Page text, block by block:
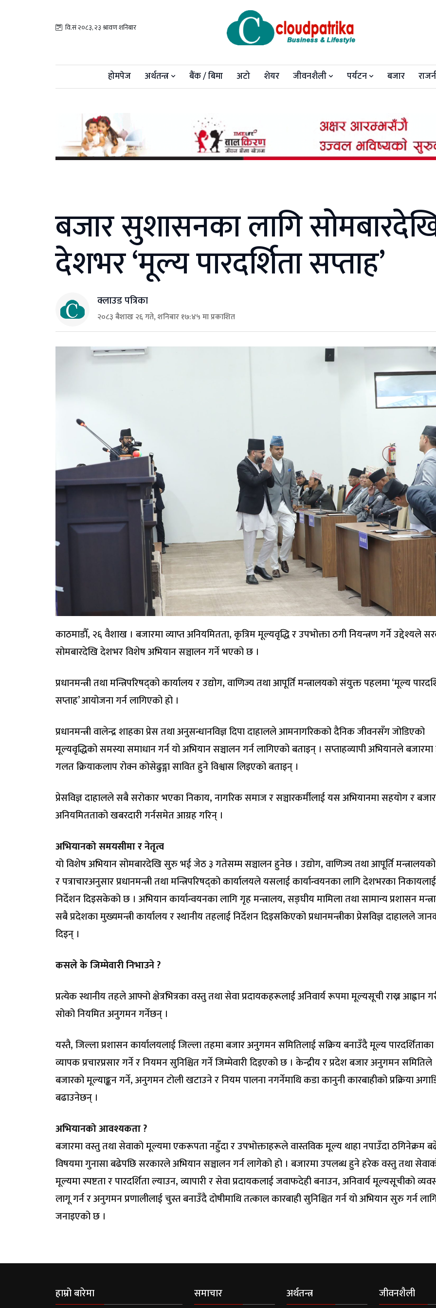
वि.सं २०८३, २३ श्रावण शनिबार
होमपेज अर्थतन्त्र बैंक / बिमा अटो शेयर जीवनशैली पर्यटन बजार
बजार सुशासनका लागि
देशभर ‘मूल्य पारदर्शिता सप्ताह’
क्लाउड पत्रिका
२०८३ बैशाख २६ गते, शनिबार १७:४५ मा प्रकाशित
काठमाडौँ, २६ वैशाख । बजारमा व्याप्त अनियमितता, कृत्रिम मूल्यवृद्धि र उपभोक्ता ठगी नियन्त्रण गर्ने उद्देश्यले
सोमबारदेखि देशभर विशेष अभियान सञ्चालन गर्ने भएको छ ।
प्रधानमन्त्री तथा मन्त्रिपरिषद्को कार्यालय र उद्योग, वाणिज्य तथा आपूर्ति मन्त्रालयको संयुक्त पहलमा ‘मूल्य
सप्ताह’ आयोजना गर्न लागिएको हो ।
प्रधानमन्त्री वालेन्द्र शाहका प्रेस तथा अनुसन्धानविज्ञ दिपा दाहालले आमनागरिकको दैनिक जीवनसँग जोडिएको
मूल्यवृद्धिको समस्या समाधान गर्न यो अभियान सञ्चालन गर्न लागिएको बताइन् । सप्ताहव्यापी अभियानले
गलत क्रियाकलाप रोक्न कोसेढुङ्गा सावित हुने विश्वास लिइएको बताइन् ।
प्रेसविज्ञ दाहालले सबै सरोकार भएका निकाय, नागरिक समाज र सञ्चारकर्मीलाई यस अभियानमा सहयोग र
अनियमितताको खबरदारी गर्नसमेत आग्रह गरिन् ।
अभियानको समयसीमा र नेतृत्व
यो विशेष अभियान सोमबारदेखि सुरु भई जेठ ३ गतेसम्म सञ्चालन हुनेछ । उद्योग, वाणिज्य तथा आपूर्ति मन्त्रालयको
र पत्राचारअनुसार प्रधानमन्त्री तथा मन्त्रिपरिषद्को कार्यालयले यसलाई कार्यान्वयनका लागि देशभरका निकायलाई
निर्देशन दिइसकेको छ । अभियान कार्यान्वयनका लागि गृह मन्त्रालय, सङ्घीय मामिला तथा सामान्य प्रशासन
सबै प्रदेशका मुख्यमन्त्री कार्यालय र स्थानीय तहलाई निर्देशन दिइसकिएको प्रधानमन्त्रीका प्रेसविज्ञ दाहालले
दिइन् ।
कसले के जिम्मेवारी निभाउने ?
प्रत्येक स्थानीय तहले आफ्नो क्षेत्रभित्रका वस्तु तथा सेवा प्रदायकहरूलाई अनिवार्य रूपमा मूल्यसूची राख्न आह्वान
सोको नियमित अनुगमन गर्नेछन् ।
यस्तै, जिल्ला प्रशासन कार्यालयलाई जिल्ला तहमा बजार अनुगमन समितिलाई सक्रिय बनाउँदै मूल्य पारदर्शिताका
व्यापक प्रचारप्रसार गर्ने र नियमन सुनिश्चित गर्ने जिम्मेवारी दिइएको छ । केन्द्रीय र प्रदेश बजार अनुगमन समितिले
बजारको मूल्याङ्कन गर्ने, अनुगमन टोली खटाउने र नियम पालना नगर्नेमाथि कडा कानुनी कारबाहीको प्रक्रिया
बढाउनेछन् ।
अभियानको आवश्यकता ?
बजारमा वस्तु तथा सेवाको मूल्यमा एकरूपता नहुँदा र उपभोक्ताहरूले वास्तविक मूल्य थाहा नपाउँदा ठगिनेक्रम
विषयमा गुनासा बढेपछि सरकारले अभियान सञ्चालन गर्न लागेको हो । बजारमा उपलब्ध हुने हरेक वस्तु तथा
मूल्यमा स्पष्टता र पारदर्शिता ल्याउन, व्यापारी र सेवा प्रदायकलाई जवाफदेही बनाउन, अनिवार्य मूल्यसूचीको
लागू गर्न र अनुगमन प्रणालीलाई चुस्त बनाउँदै दोषीमाथि तत्काल कारबाही सुनिश्चित गर्न यो अभियान सुरु गर्न
जनाइएको छ ।
हाम्रो बारेमा समाचार अर्थतन्त्र जीवनशैली